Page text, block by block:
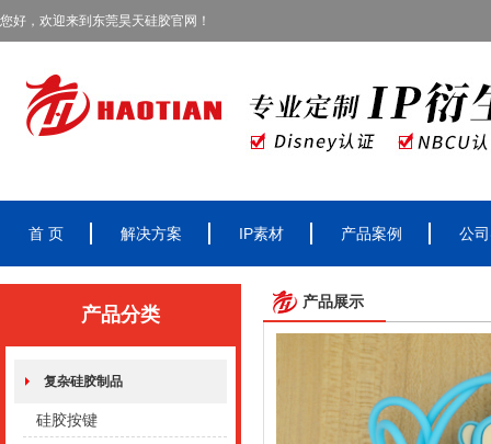
您好，欢迎来到东莞昊天硅胶官网！
首 页 解决方案 IP素材 产品案例 公
产品分类
复杂硅胶制品
硅胶按键
产品展示